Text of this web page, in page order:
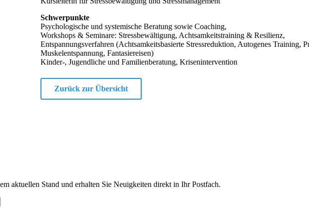
Schwerpunkte
Psychologische und systemische Beratung sowie Coaching,
Workshops & Seminare: Stressbewältigung, Achtsamkeitstraining & Resilienz,
Entspannungsverfahren (Achtsamkeitsbasierte Stressreduktion, Autogenes Training,
Muskelentspannung, Fantasiereisen)
Kinder-, Jugendliche und Familienberatung, Krisenintervention
Zurück zur Übersicht
aktuellen Stand und erhalten Sie Neuigkeiten direkt in Ihr Postfach.